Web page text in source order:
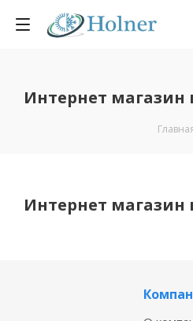
Интернет
Интернет